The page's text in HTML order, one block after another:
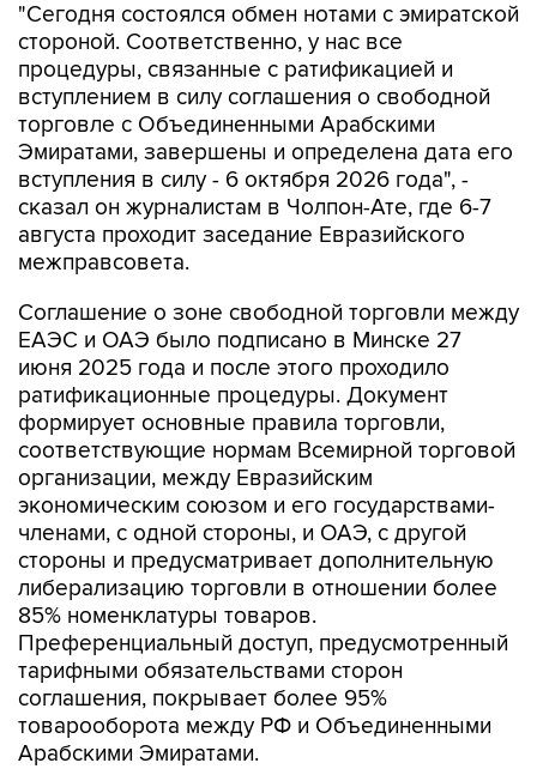
"Сегодня состоялся обмен нотами с эмиратской
стороной. Соответственно, у нас все
процедуры, связанные с ратификацией и
вступлением в силу соглашения о свободной
торговле с Объединенными Арабскими
Эмиратами, завершены и определена дата его
вступления в силу - 6 октября 2026 года", -
сказал он журналистам в Чолпон-Ате, где 6-7
августа проходит заседание Евразийского
межправсовета.
Соглашение о зоне свободной торговли между
ЕАЭС и ОАЭ было подписано в Минске 27
июня 2025 года и после этого проходило
ратификационные процедуры. Документ
формирует основные правила торговли,
соответствующие нормам Всемирной торговой
организации, между Евразийским
экономическим союзом и его государствами-
членами, с одной стороны, и ОАЭ, с другой
стороны и предусматривает дополнительную
либерализацию торговли в отношении более
85% номенклатуры товаров.
Преференциальный доступ, предусмотренный
тарифными обязательствами сторон
соглашения, покрывает более 95%
товарооборота между РФ и Объединенными
Арабскими Эмиратами.